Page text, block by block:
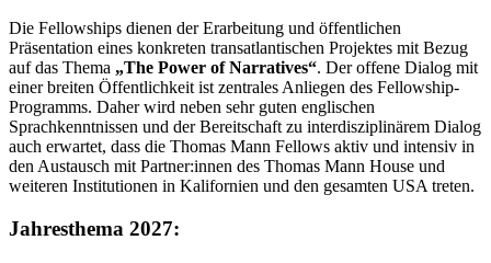
Die Fellowships dienen der Erarbeitung und öffentlichen
Präsentation eines konkreten transatlantischen Projektes mit Bezug
auf das Thema „The Power of Narratives“. Der offene Dialog mit
einer breiten Öffentlichkeit ist zentrales Anliegen des Fellowship-
Programms. Daher wird neben sehr guten englischen
Sprachkenntnissen und der Bereitschaft zu interdisziplinärem Dialog
auch erwartet, dass die Thomas Mann Fellows aktiv und intensiv in
den Austausch mit Partner:innen des Thomas Mann House und
weiteren Institutionen in Kalifornien und den gesamten USA treten.
Jahresthema 2027: